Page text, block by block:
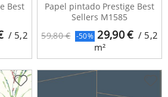
/ 5,2
Best
59,80 € -50% 29,90€ / 5,2
m²
Papel pintado Prestige Best
Sellers M1585